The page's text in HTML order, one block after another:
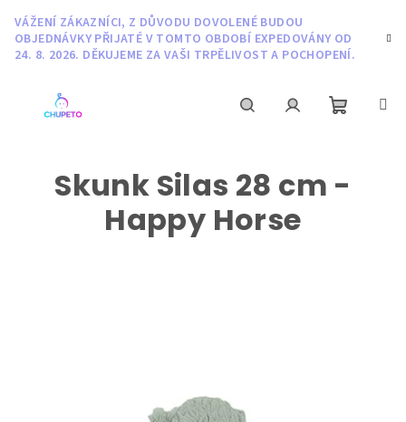
obsah
VÁŽENÍ ZÁKAZNÍCI, Z DŮVODU DOVOLENÉ BUDOU
OBJEDNÁVKY PŘIJATÉ V TOMTO OBDOBÍ EXPEDOVÁNY OD
24. 8. 2026. DĚKUJEME ZA VAŠI TRPĚLIVOST A POCHOPENÍ.
košík
Skunk Silas 28 cm -
Happy Horse